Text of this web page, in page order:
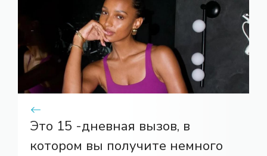
Это 15 -дневная вызов, в
котором вы получите немного